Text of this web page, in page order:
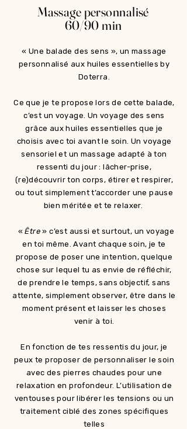
Massage personnalisé
60/90 min
« Une balade des sens », un massage
personnalisé aux huiles essentielles by
Doterra.
Ce que je te propose lors de cette balade,
c’est un voyage. Un voyage des sens
grâce aux huiles essentielles que je
choisis avec toi avant le soin. Un voyage
sensoriel et un massage adapté à ton
ressenti du jour : lâcher-prise,
(re)découvrir ton corps, étirer et respirer,
ou tout simplement t’accorder une pause
bien méritée et te relaxer.
«Être » c’est aussi et surtout, un voyage
en toi même. Avant chaque soin, je te
propose de poser une intention, quelque
chose sur lequel tu as envie de réfléchir,
de prendre le temps, sans objectif, sans
attente, simplement observer, être dans le
moment présent et laisser les choses
venir à toi.
En fonction de tes ressentis du jour, je
peux te proposer de personnaliser le soin
avec des pierres chaudes pour une
relaxation en profondeur. L’utilisation de
ventouses pour libérer les tensions ou un
traitement ciblé des zones spécifiques
telles